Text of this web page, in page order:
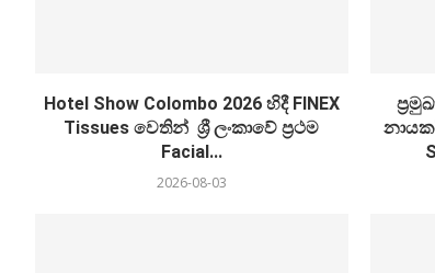
Hotel Show Colombo 2026 හිදී FINEX
Tissues වෙතින් ශ්‍රී ලංකාවේ ප්‍රථම
Facial...
2026-08-03